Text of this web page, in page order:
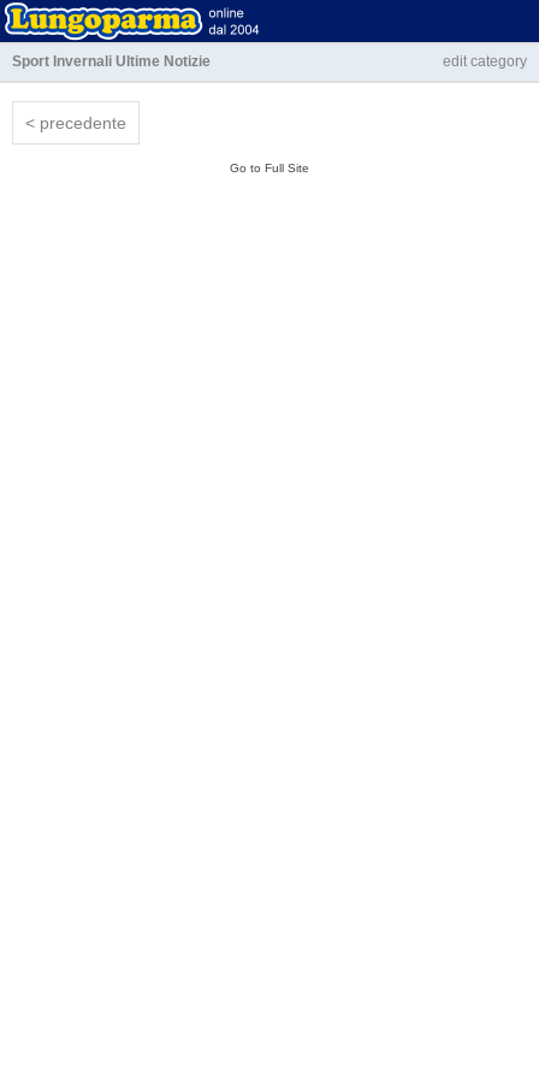
Sport Invernali Ultime Notizie edit category
< precedente
Go to Full Site